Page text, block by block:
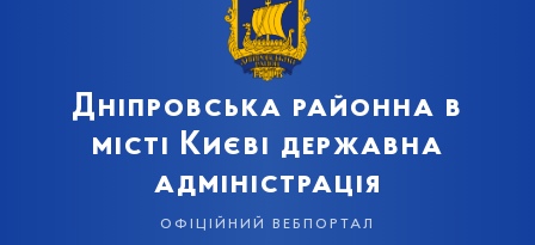
Дніпровська районна в
місті Києві державна
адміністрація
офіційний вебпортал